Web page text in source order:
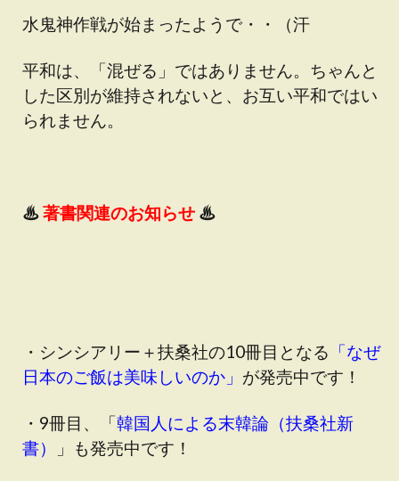
水鬼神作戦が始まったようで・・（汗
平和は、「混ぜる」ではありません。ちゃんと
した区別が維持されないと、お互い平和ではい
られません。
♨著書関連のお知らせ ♨
・シンシアリー＋扶桑社の10冊目となる 「なぜ
日本のご飯は美味しいのか」 が発売中です！
・9冊目、「韓国人による末韓論（扶桑社新
書）
」も発売中です！